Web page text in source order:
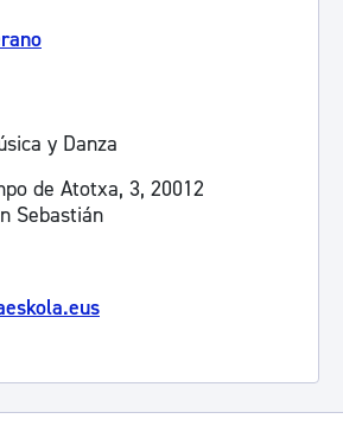
y Danza
de Atotxa, 3, 20012
Sebastián